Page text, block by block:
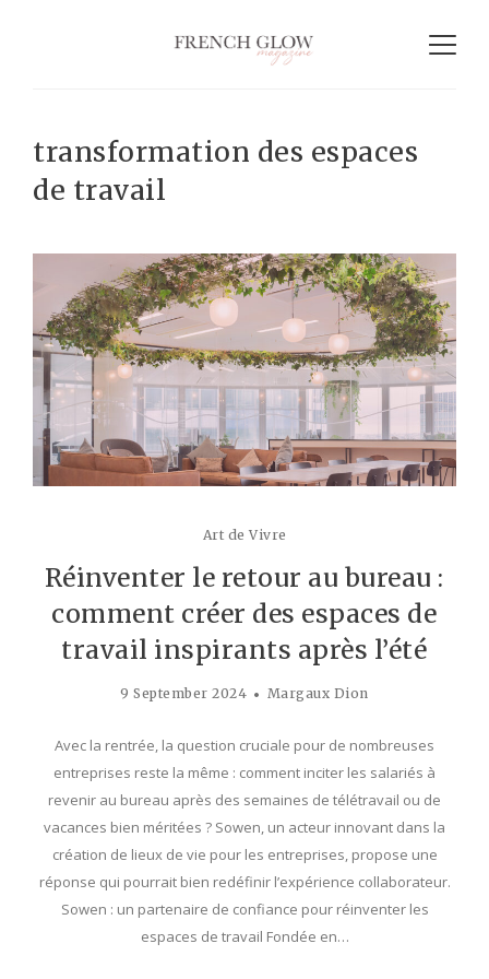
transformation des espaces
de travail
Art de Vivre
Réinventer le retour au bureau :
comment créer des espaces de
travail inspirants après l’été
9 September 2024 Margaux Dion
Avec la rentrée, la question cruciale pour de nombreuses
entreprises reste la même : comment inciter les salariés à
revenir au bureau après des semaines de télétravail ou de
vacances bien méritées ? Sowen, un acteur innovant dans la
création de lieux de vie pour les entreprises, propose une
réponse qui pourrait bien redéfinir l’expérience collaborateur.
Sowen : un partenaire de confiance pour réinventer les
espaces de travail Fondée en…